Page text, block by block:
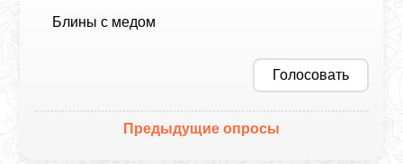
Блины с медом
Голосовать
Предыдущие опросы